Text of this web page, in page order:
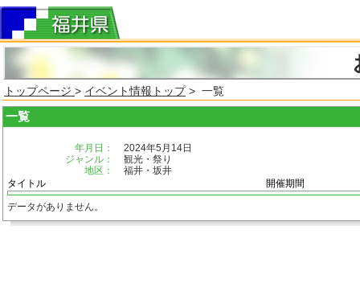
トップページ > イベント情報トップ> 一覧
一覧
年月日：
2024年5月14日
ジャンル：
観光・祭り
地区：
福井・坂井
タイトル
開催期間
データがありません。